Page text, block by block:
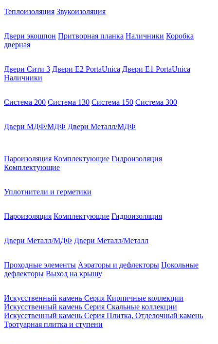
Теплоизоляция Звукоизоляция
Двери экошпон Притворная планка Наличники Коробка
дверная
Двери Сити 3 Двери E2 PortaUnica Двери E1 PortaUnica
Наличники
Система 200 Система 130 Система 150 Система 300
Двери МДФ/МДФ Двери Металл/МДФ
Пароизоляция Комплектующие Гидроизоляция
Комплектующие
Уплотнители и герметики
Пароизоляция Комплектующие Гидроизоляция
Двери Металл/МДФ Двери Металл/Металл
Проходные элементы Аэраторы и дефлекторы Цокольные
дефлекторы Выход на крышу
Искусственный камень Серия Кирпичные коллекции
Искусственный камень Серия Скальные коллекции
Искусственный камень Серия Плитка, Отделочный камень
Тротуарная плитка и ступени